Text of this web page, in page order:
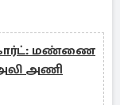
ஷார்ட்: மண்ணை
அணி